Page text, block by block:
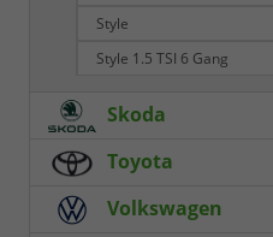
Style
Style 1.5 TSI 6 Gang
Skoda
Toyota
Volkswagen